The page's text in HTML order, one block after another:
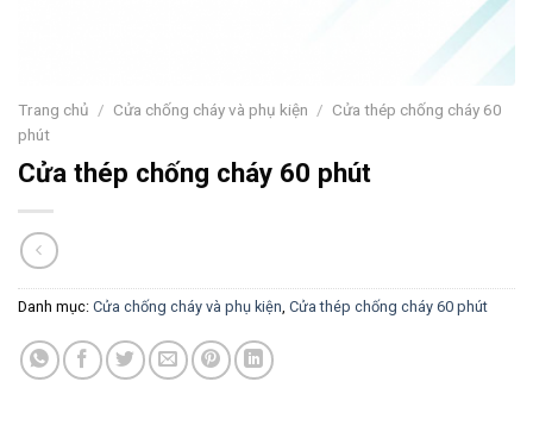
Trang chủ / Cửa chống cháy và phụ kiện / Cửa thép chống cháy 60
phút
Cửa thép chống cháy 60 phút
Danh mục: Cửa chống cháy và phụ kiện, Cửa thép chống cháy 60 phút